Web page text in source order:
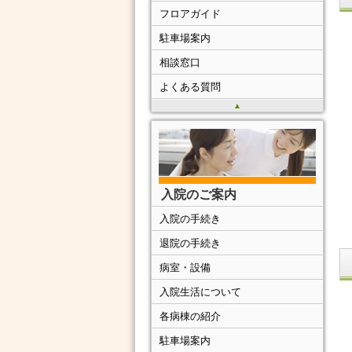
▲
フロアガイド
駐車場案内
相談窓口
よくある質問
入院のご案内
入院の手続き
退院の手続き
病室・設備
入院生活について
各病棟の紹介
駐車場案内